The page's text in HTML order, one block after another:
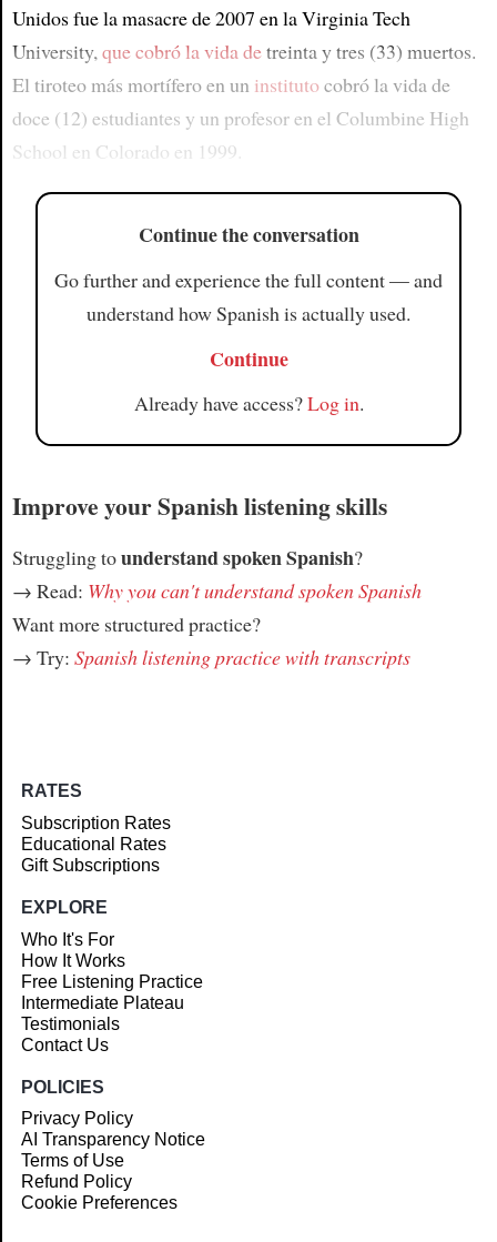
Unidos fue la masacre de 2007 en la Virginia Tech
University,que cobró la vida detreinta y tres (33) muertos.
El tiroteo más mortífero en un institutocobró la vida de
doce (12) estudiantes y un profesor en el Columbine High
School en Colorado en 1999.
Continue the conversation
Go further and experience the full content — and
understand how Spanish is actually used.
Continue
Already have access?Log in.
Improve your Spanish listening skills
Struggling tounderstand spoken Spanish?
→ Read: Why you can't understand spoken Spanish
Want more structured practice?
→ Try: Spanish listening practice with transcripts
RATES
Subscription Rates
Educational Rates
Gift Subscriptions
EXPLORE
Who It's For
How It Works
Free Listening Practice
Intermediate Plateau
Testimonials
Contact Us
POLICIES
Privacy Policy
AI Transparency Notice
Terms of Use
Refund Policy
Cookie Preferences